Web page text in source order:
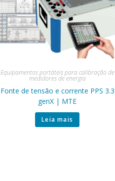
Equipamentos portáteis para calibração de
medidores de energia
Fonte de tensão e corrente PPS 3.3
genX | MTE
Leia mais